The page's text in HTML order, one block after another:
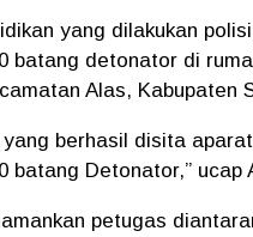
yang dilakukan
batang detonator di
Alas, Kabupaten
berhasil disita
batang Detonator,” ucap
petugas